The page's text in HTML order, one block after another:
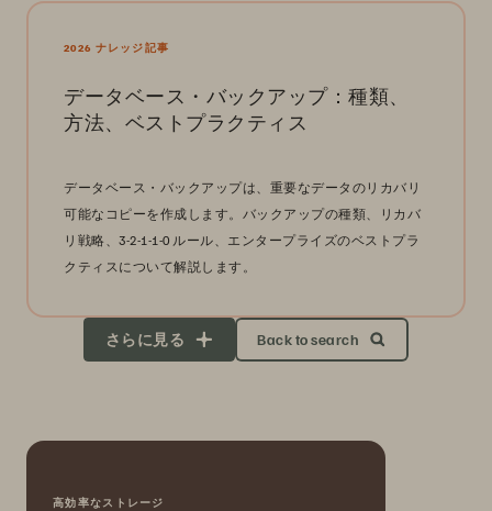
2026 ナレッジ記事
データベース・バックアップ：種類、
方法、ベストプラクティス
データベース・バックアップは、重要なデータのリカバリ
可能なコピーを作成します。バックアップの種類、リカバ
リ戦略、3-2-1-1-0 ルール、エンタープライズのベストプラ
クティスについて解説します。
さらに見る Back to search
高効率なストレージ